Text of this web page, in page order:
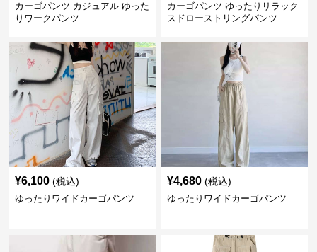
カーゴパンツ カジュアル ゆった
りワークパンツ
カーゴパンツ ゆったりリラック
スドローストリングパンツ
¥6,100 (税込)
ゆったりワイドカーゴパンツ
¥4,680 (税込)
ゆったりワイドカーゴパンツ